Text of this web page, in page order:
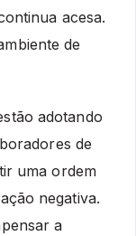
acesa.
de
adotando
de
uma ordem
negativa.
a